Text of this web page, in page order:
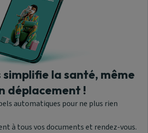
simplifie la santé, même
déplacement !
automatiques pour ne plus rien
à tous vos documents et rendez-vous.